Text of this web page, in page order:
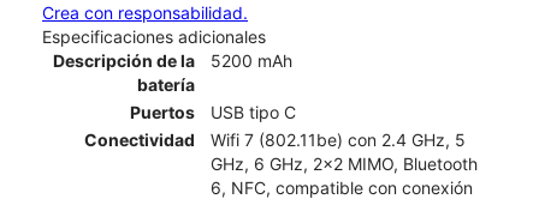
Crea con responsabilidad.
Especificaciones adicionales
Descripción de la
batería
5200 mAh
Puertos
USB tipo C
Conectividad
Wifi 7 (802.11be) con 2.4 GHz, 5
GHz, 6 GHz, 2x2 MIMO, Bluetooth
6, NFC, compatible con conexión